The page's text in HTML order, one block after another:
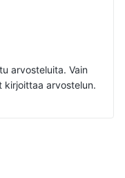
arvosteluita. Vain
arvostelun.